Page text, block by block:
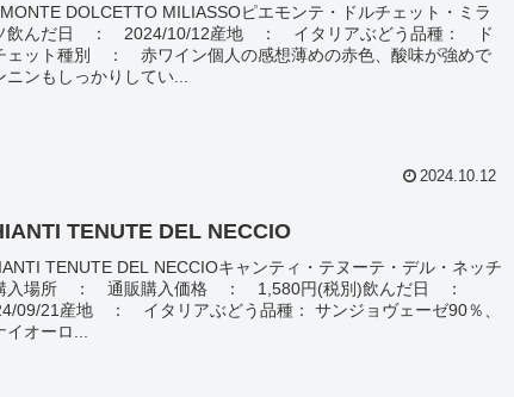
DOLCETTO MILIASSOピエモンテ・ドルチェット・ミラ
飲んだ日 ： 2024/10/12産地 ： イタリアぶどう品種： ド
ェット種別 ： 赤ワイン個人の感想薄めの赤色、酸味が強めで
ニンもしっかりしてい...
2024.10.12
TENUTE DEL NECCIO
TENUTE DEL NECCIOキャンティ・テヌーテ・デル・ネッチ
入場所 ： 通販購入価格 ： 1,580円(税別)飲んだ日 ：
09/21産地 ： イタリアぶどう品種： サンジョヴェーゼ90％、
イオーロ...